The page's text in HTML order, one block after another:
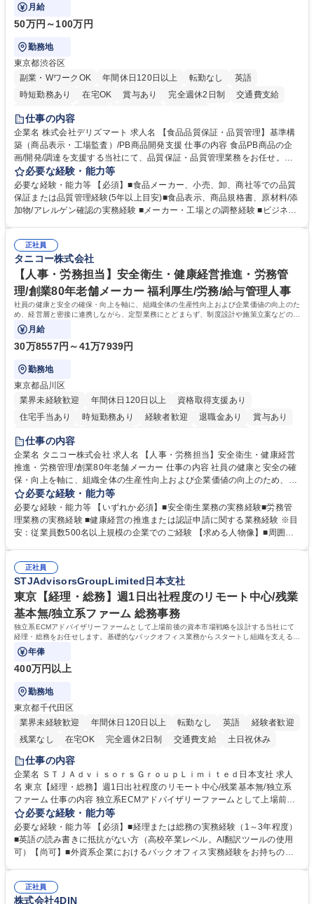
品質基準整備から発売後対応まで担います。
月給
50万円～100万円
勤務地
東京都渋谷区
副業・WワークOK
年間休日120日以上 転勤なし
英語
時短勤務あり
在宅OK 賞与あり 完全週休2日制
交通費支給
駅近5分以内
仕事の内容
企業名 株式会社デリズマート 求人名 【食品品質保証・品質管理】基準構
築（商品表示・工場監査）/PB商品開発支援 仕事の内容 食品PB商品の企
画/開発/調達を支援する当社にて、品質保証・品質管理業務をお任せ。商
品規格書、食品表示、原材料/添加物/アレルゲン確認を中心に国内外メー
カー・工場の品質基準整備から発売後対応まで担います。 【詳細】 ■商品
規格書、一括表示、栄養成分、原材料・添加物・アレルゲンの確認 ■メー
カーへの修正指示・承認管理 ■国内外工場の監査、製造立会い、改善指導
企業への品質報告・問い合わせ対応 ■商品開発、物流、営業との連携 ※業
務内容の変更の範囲：当社業務全般 募集職種 【食品品質保証・品質管
理】基準構築（商品表示・工場監査）/PB商品開発支援
必要な経験・能力等
必要な経験・能力等 【必須】■食品メーカー、小売、卸、商社等での品質
保証または品質管理経験(5年以上目安)■食品表示、商品規格書、原材料/添
加物/アレルゲン確認の実務経験 ■メーカー・工場との調整経験 ■ビジネス
FS規格の内部監査員研修修了 ■TOEIC700点以上の英語力やビジネス上で
正社員
タニコー株式会社
【人事・労務担当】安全衛生・健康経営推進・労務管
理/創業80年老舗メーカー 福利厚生/労務/給与管理人事
社員の健康と安全の確保・向上を軸に、組織全体の生産性向上および企業価値の向上のた
め、経営層と密接に連携しながら、定型業務にとどまらず、制度設計や施策立案などの上
流工程から関与していただきます。
月給
30万8557円～41万7939円
勤務地
東京都品川区
業界未経験歓迎
年間休日120日以上
資格取得支援あり
住宅手当あり
時短勤務あり 経験者歓迎 退職金あり
賞与あり
完全週休2日制
寮・社宅あり
仕事の内容
企業名 タニコー株式会社 求人名 【人事・労務担当】安全衛生・健康経営
推進・労務管理/創業80年老舗メーカー 仕事の内容 社員の健康と安全の確
保・向上を軸に、組織全体の生産性向上および企業価値の向上のため、経
営層と密接に連携しながら、定型業務にとどまらず、制度設計や施策立案
などの上流工程から関与していただきます。 【主な業務内容】■安全衛生
業務（ストレスチェック、健康診断の運用、産業医との連携 など）■健康
経営認証取得に向けた企画・推進■労務管理（労働時間の分析、労働環境
を底上げすべく、ともにご活躍いただける方の増員募集となります。 募集
職種 【人事・労務担当】安全衛生・健康経営推進・労務管理/創業80年老
舗メーカー
必要な経験・能力等
必要な経験・能力等 【いずれか必須】■安全衛生業務の実務経験■労務管
理業務の実務経験 ■健康経営の推進または認証申請に関する業務経験 ※目
安：従業員数500名以上規模の企業でのご経験 【求める人物像】■周囲
部門と連携しながら業務を推進できる方■Excelや労務管理システムの実務
使用経験をお持ちの方 学歴・資格 学歴：大学院 大学 高専 短大 専修学校
高校 語学力： 資格：
正社員
STJAdvisorsGroupLimited日本支社
東京【経理・総務】週1日出社程度のリモート中心/残業
基本無/独立系ファーム 総務事務
独立系ECMアドバイザリーファームとして上場前後の資本市場戦略を設計する当社にて
経理・総務をお任せします。基礎的なバックオフィス業務からスタートし組織を支える専
任担当として広く活躍できる環境です。
年俸
400万円以上
勤務地
東京都千代田区
業界未経験歓迎
年間休日120日以上 転勤なし 英語
経験者歓迎
残業なし
在宅OK 完全週休2日制 交通費支給 土日祝休み
仕事の内容
企業名 ＳＴＪＡｄｖｉｓｏｒｓＧｒｏｕｐＬｉｍｉｔｅｄ日本支社 求人
名 東京【経理・総務】週1日出社程度のリモート中心/残業基本無/独立系
ファーム 仕事の内容 独立系ECMアドバイザリーファームとして上場前後
の資本市場戦略を設計する当社にて経理・総務をお任せします。基礎的な
バックオフィス業務からスタートし組織を支える専任担当として広く活躍
できる環境です。 ■日常経理、月次および年次決算サポート業務 ■本国
（グローバル）との英文メール対応（AI翻訳ツール等を使用しての対応で
業務をお任せします。残業も基本的には発生せず、ご自身のペースで業務
を進めやすく定着率の高い環境です。 募集職種 東京【経理・総務】週1日
必要な経験・能力等
必要な経験・能力等 【必須】■経理または総務の実務経験（1～3年程度）
■英語の読み書きに抵抗がない方（高校卒業レベル。AI翻訳ツールの使用
可）【尚可】■外資系企業におけるバックオフィス実務経験をお持ちの方
【働き方について】現在は週4日程度の在宅勤務を実施しており、ワーク
正社員
株式会社4DIN